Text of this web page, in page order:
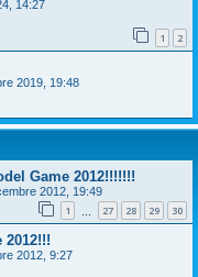
14:27
1 2
2019, 19:48
Game 2012!!!!!!!
2012, 19:49
1 27 28 29 30
2012!!!
2012, 9:27